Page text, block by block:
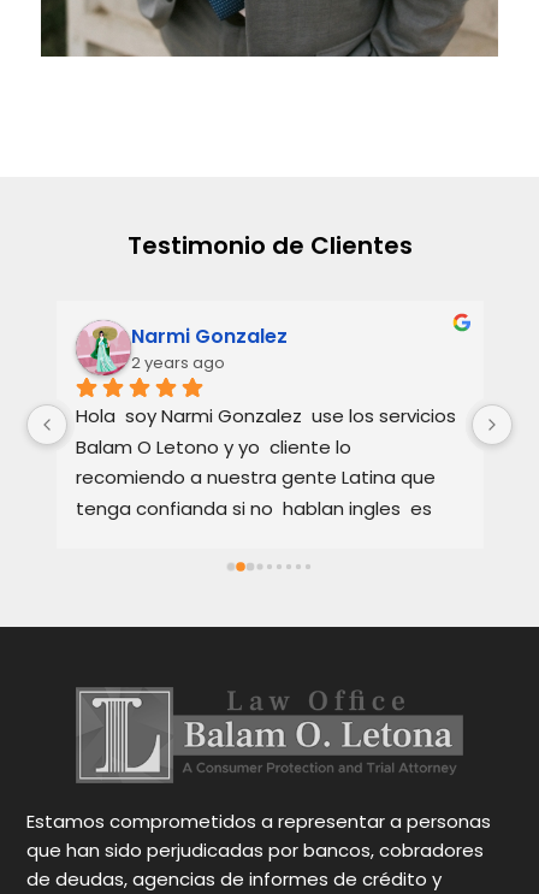
Testimonio de Clientes
Narmi Gonzalez
2 years ago
Hola  soy Narmi Gonzalez  use los servicios
Balam O Letono y yo  cliente lo
recomiendo a nuestra gente Latina que
tenga confianda si no  hablan ingles  es
bien los detalles  en Español o ingles  como
en su idioma  sus servicios son muy Buenos
Occiones para tu caso eso es importante
para cada persona tu tomar  desicion
gracias abogado por sus services Att,
Narmi Gonzalez
Estamos comprometidos a representar a personas
que han sido perjudicadas por bancos, cobradores
de deudas, agencias de informes de crédito y